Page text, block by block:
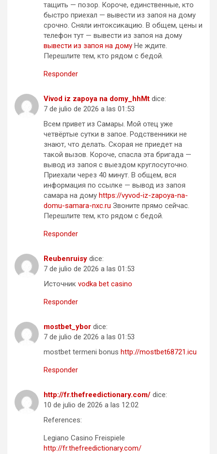
тащить — позор. Короче, единственные, кто
быстро приехал — вывести из запоя на дому
срочно. Сняли интоксикацию. В общем, цены и
телефон тут — вывести из запоя на дому
вывести из запоя на дому Не ждите.
Перешлите тем, кто рядом с бедой.
Responder
Vivod iz zapoya na domy_hhMt dice:
7 de julio de 2026 a las 01:53
Всем привет из Самары. Мой отец уже
четвёртые сутки в запое. Родственники не
знают, что делать. Скорая не приедет на
такой вызов. Короче, спасла эта бригада —
вывод из запоя с выездом круглосуточно.
Приехали через 40 минут. В общем, вся
информация по ссылке — вывод из запоя
самара на дому https://vyvod-iz-zapoya-na-
domu-samara-nxc.ru Звоните прямо сейчас.
Перешлите тем, кто рядом с бедой.
Responder
Reubenruisy dice:
7 de julio de 2026 a las 01:53
Источник vodka bet casino
Responder
mostbet_ybor dice:
7 de julio de 2026 a las 01:53
mostbet termeni bonus http://mostbet68721.icu
Responder
http://fr.thefreedictionary.com/ dice:
10 de julio de 2026 a las 12:02
References:
Legiano Casino Freispiele
http://fr.thefreedictionary.com/